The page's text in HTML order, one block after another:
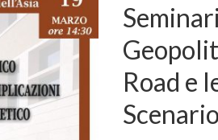
Road e